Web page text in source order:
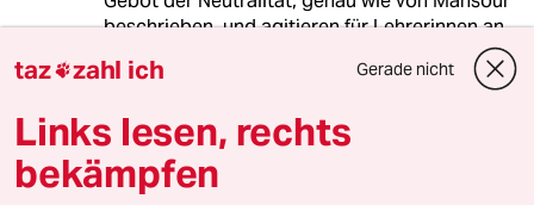
beschrieben, und agitieren für Lehrerinnen an
deutschen Schulen mit Kopftuch und sogar für
das Kinderkopftuch, indem sie z.B. Klagen
kommt dieses Geld, fragt man sich). Und noch
einmal: was ist daran "links"?
taz zahl ich Gerade nicht
Links lesen, rechts
bekämpfen